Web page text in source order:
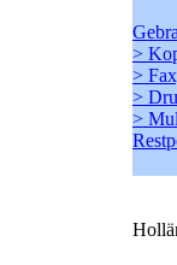
>
>
>
>